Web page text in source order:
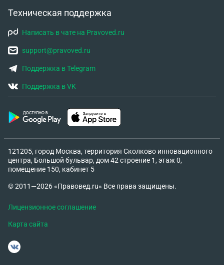
Техническая поддержка
Написать в чате на Pravoved.ru
support@pravoved.ru
Поддержка в Telegram
Поддержка в VK
121205, город Москва, территория Сколково инновационного
центра, Большой бульвар, дом 42 строение 1, этаж 0,
помещение 150, кабинет 5
© 2011—2026 «Правовед.ru» Все права защищены.
Лицензионное соглашение
Карта сайта